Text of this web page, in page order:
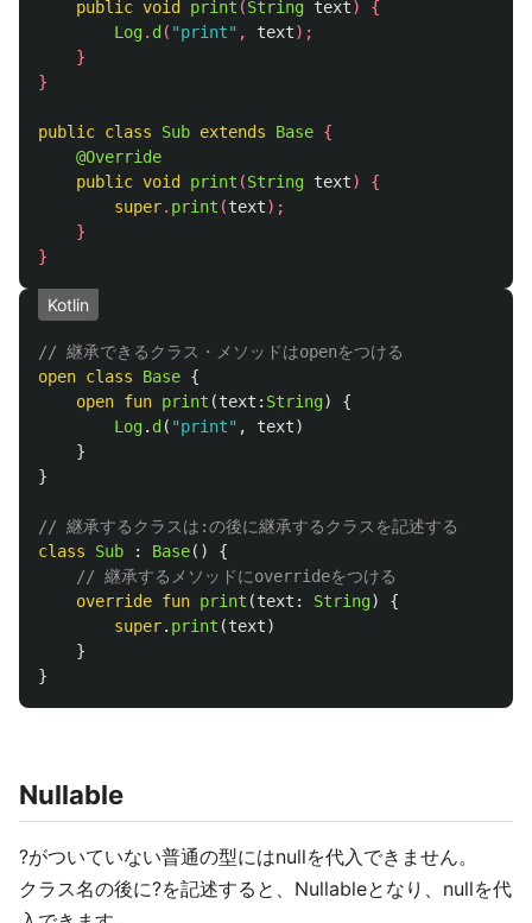
public void print (String text)
{
Log. d ( "print" , text);
}
}
public class Sub extends Base {
@Override
public void print (String text)
{
super. print (text);
}
}
Kotlin
// 継承できるクラス・メソッドはopenをつける
open class Base {
open fun print (text : String)
{
Log. d ( "print" , text)
}
}
// 継承するクラスは:の後に継承するクラスを記述する
class
Sub : Base()
{
// 継承するメソッドにoverrideをつける
override fun print (text : String)
{
super. print (text)
}
}
Nullable
?がついていない普通の型にはnullを代入できません。
クラス名の後に?を記述すると、Nullableとなり、nullを代